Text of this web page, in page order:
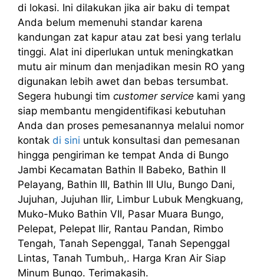
di lokasi. Ini dilakukan jika air baku di tempat
Anda belum memenuhi standar karena
kandungan zat kapur atau zat besi yang terlalu
tinggi. Alat ini diperlukan untuk meningkatkan
mutu air minum dan menjadikan mesin RO yang
digunakan lebih awet dan bebas tersumbat.
Segera hubungi tim customer service kami yang
siap membantu mengidentifikasi kebutuhan
Anda dan proses pemesanannya melalui nomor
kontak di sini untuk konsultasi dan pemesanan
hingga pengiriman ke tempat Anda di Bungo
Jambi Kecamatan Bathin II Babeko, Bathin II
Pelayang, Bathin III, Bathin III Ulu, Bungo Dani,
Jujuhan, Jujuhan Ilir, Limbur Lubuk Mengkuang,
Muko-Muko Bathin VII, Pasar Muara Bungo,
Pelepat, Pelepat Ilir, Rantau Pandan, Rimbo
Tengah, Tanah Sepenggal, Tanah Sepenggal
Lintas, Tanah Tumbuh,. Harga Kran Air Siap
Minum Bungo. Terimakasih.